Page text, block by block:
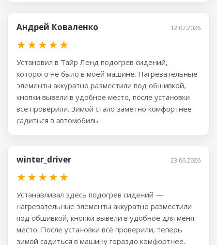
Андрей Коваленко 12.07.2026
★★★★★
Установил в Тайр Ленд подогрев сидений,
которого не было в моей машине. Нагревательные
элементы аккуратно разместили под обшивкой,
кнопки вывели в удобное место, после установки
всё проверили. Зимой стало заметно комфортнее
садиться в автомобиль.
winter_driver 23.06.2026
★★★★★
Устанавливал здесь подогрев сидений —
нагревательные элементы аккуратно разместили
под обшивкой, кнопки вывели в удобное для меня
место. После установки всё проверили, теперь
зимой садиться в машину гораздо комфортнее.